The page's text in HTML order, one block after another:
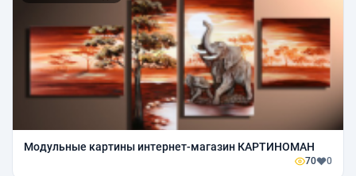
Модульные картины интернет-магазин КАРТИНОМАН
70 0